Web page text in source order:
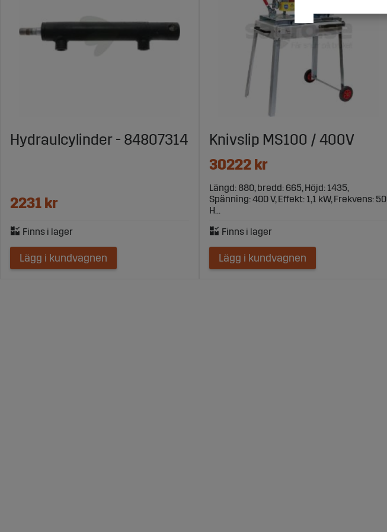
Hydraulcylinder - 84807314
2231 kr
Lägg i kundvagnen
Knivslip MS100 / 400V
30222 kr
Längd: 880, bredd: 665, Höjd: 1435,
Spänning: 400 V, Effekt: 1,1 kW, Frekvens: 50
H...
Lägg i kundvagnen